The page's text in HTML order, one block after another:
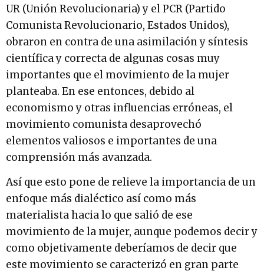
UR (Unión Revolucionaria) y el PCR (Partido
Comunista Revolucionario, Estados Unidos),
obraron en contra de una asimilación y síntesis
científica y correcta de algunas cosas muy
importantes que el movimiento de la mujer
planteaba. En ese entonces, debido al
economismo y otras influencias erróneas, el
movimiento comunista desaprovechó
elementos valiosos e importantes de una
comprensión más avanzada.
Así que esto pone de relieve la importancia de un
enfoque más dialéctico así como más
materialista hacia lo que salió de ese
movimiento de la mujer, aunque podemos decir y
como objetivamente deberíamos de decir que
este movimiento se caracterizó en gran parte